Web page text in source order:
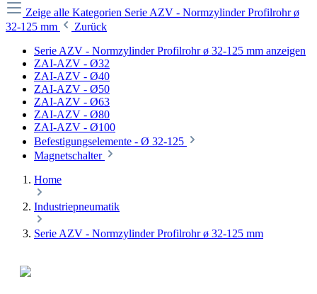
Zeige alle Kategorien Serie AZV - Normzylinder Profilrohr ø
32-125 mm
Zurück
Serie AZV - Normzylinder Profilrohr ø 32-125 mm anzeigen
ZAI-AZV - Ø32
ZAI-AZV - Ø40
ZAI-AZV - Ø50
ZAI-AZV - Ø63
ZAI-AZV - Ø80
ZAI-AZV - Ø100
Befestigungselemente - Ø 32-125
Magnetschalter
Home
Industriepneumatik
Serie AZV - Normzylinder Profilrohr ø 32-125 mm